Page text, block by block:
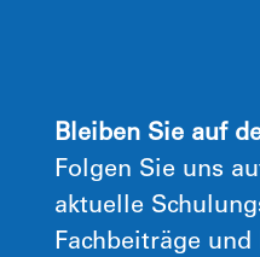
Bleiben Sie auf
Folgen Sie uns
aktuelle
Fachbeiträge und